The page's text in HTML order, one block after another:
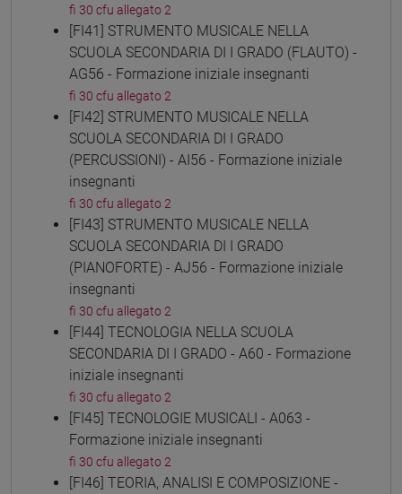
fi 30 cfu allegato 2
[FI41] STRUMENTO MUSICALE NELLA
SCUOLA SECONDARIA DI I GRADO (FLAUTO) -
AG56 - Formazione iniziale insegnanti
fi 30 cfu allegato 2
[FI42] STRUMENTO MUSICALE NELLA
SCUOLA SECONDARIA DI I GRADO
(PERCUSSIONI) - AI56 - Formazione iniziale
insegnanti
fi 30 cfu allegato 2
[FI43] STRUMENTO MUSICALE NELLA
SCUOLA SECONDARIA DI I GRADO
(PIANOFORTE) - AJ56 - Formazione iniziale
insegnanti
fi 30 cfu allegato 2
[FI44] TECNOLOGIA NELLA SCUOLA
SECONDARIA DI I GRADO - A60 - Formazione
iniziale insegnanti
fi 30 cfu allegato 2
[FI45] TECNOLOGIE MUSICALI - A063 -
Formazione iniziale insegnanti
fi 30 cfu allegato 2
[FI46] TEORIA, ANALISI E COMPOSIZIONE -